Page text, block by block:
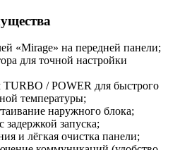
«Mirage» на передней панели;
для точной настройки
/ POWER для быстрого
температуры;
наружного блока;
задержкой запуска;
и лёгкая очистка панели;